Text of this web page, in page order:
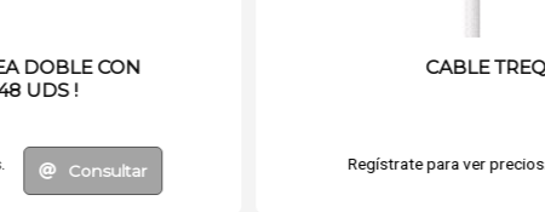
LÁMPARA LED SOLAR CON SENSOR
Regístrate para ver precios. Consultar